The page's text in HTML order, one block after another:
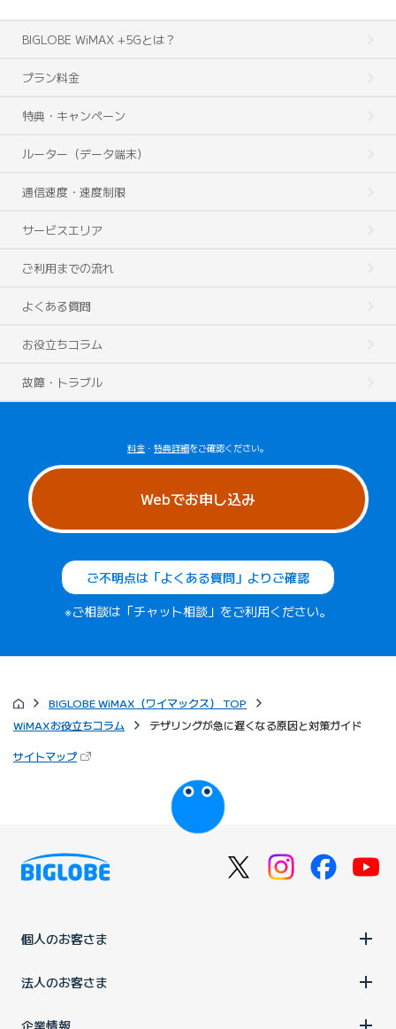
BIGLOBE WiMAX +5Gとは？
プラン料金
特典・キャンペーン
ルーター（データ端末）
通信速度・速度制限
サービスエリア
ご利用までの流れ
よくある質問
お役立ちコラム
故障・トラブル
料金 ・ 特典詳細をご確認ください。
Webでお申し込み
ご不明点は「よくある質問」よりご確認
※ご相談は「チャット相談」をご利用ください。
BIGLOBE WiMAX（ワイマックス） TOP
WiMAXお役立ちコラム
テザリングが急に遅くなる原因と対策ガイド
サイトマップ（新しいタブで開きます）
びっぷるのページ
個人のお客さま
法人のお客さま
企業情報